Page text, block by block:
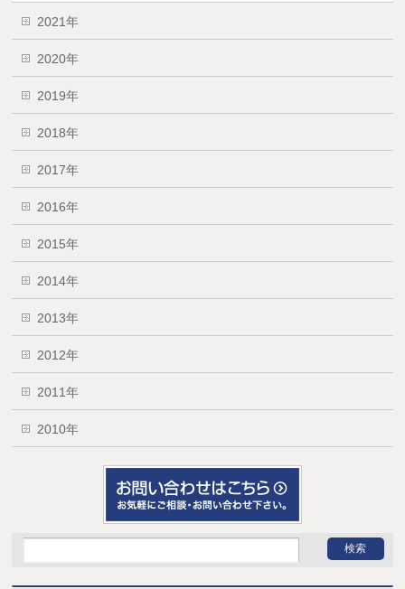
2021年
2020年
2019年
2018年
2017年
2016年
2015年
2014年
2013年
2012年
2011年
2010年